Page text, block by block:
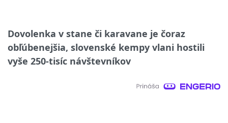
Dovolenka v stane či karavane je čoraz
obľúbenejšia, slovenské kempy vlani hostili
vyše 250-tisíc návštevníkov